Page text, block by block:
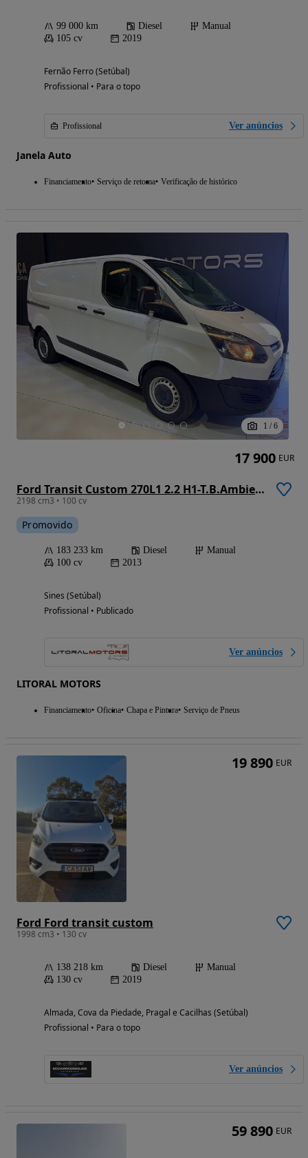
99 000 km Diesel
Manual
105 cv
2019
Fernão Ferro (Setúbal)
Profissional • Para o topo
Profissional Ver anúncios
Janela Auto
Financiamento Serviço de retoma Verificação de histórico
1 / 6
Ford Transit Custom 270L1 2.2 H1-T.B.Ambiente
2198 cm3 • 100 cv
Promovido
183 233 km Diesel
Manual
100 cv
2013
Sines (Setúbal)
Profissional • Publicado
Ver anúncios
LITORAL MOTORS
Financiamento Oficina Chapa e Pintura Serviço de Pneus
17 900 EUR
Ford Ford transit custom
1998 cm3 • 130 cv
138 218 km Diesel
Manual
130 cv
2019
Almada, Cova da Piedade, Pragal e Cacilhas (Setúbal)
Profissional • Para o topo
Ver anúncios
19 890 EUR
59 890 EUR